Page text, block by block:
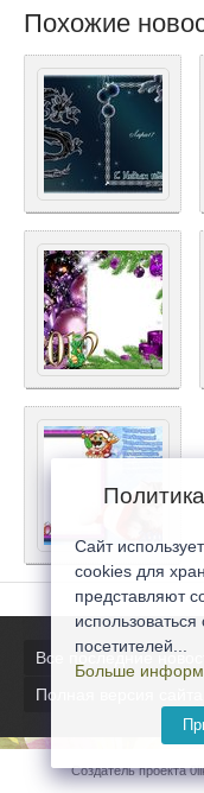
Похожие
Все последние
Полная версия сайта
Создатель проекта
Сайт
cookies для
представляют
посетителей...
Больше